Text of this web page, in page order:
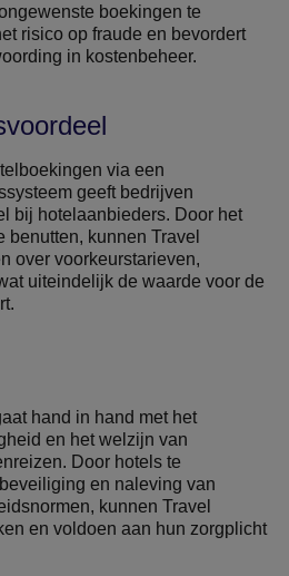
boekingen te
risico op fraude en bevordert
in kostenbeheer.
via een
geeft bedrijven
bij hotelaanbieders. Door het
kunnen Travel
over voorkeurstarieven,
uiteindelijk de waarde voor de
hand in hand met het
en het welzijn van
Door hotels te
en naleving van
kunnen Travel
en voldoen aan hun zorgplicht